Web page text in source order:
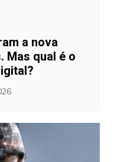
a nova
Mas qual é o